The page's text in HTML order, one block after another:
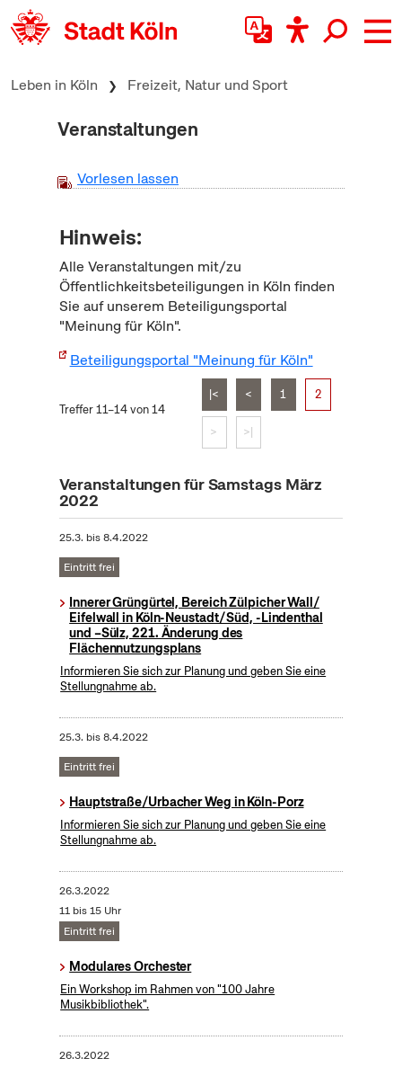
zum Inhalt springen
Leben in Köln Freizeit, Natur und Sport
Veranstaltungen
Vorlesen lassen
Hinweis:
Alle Veranstaltungen mit/zu
Öffentlichkeitsbeteiligungen in Köln finden
Sie auf unserem Beteiligungsportal
"Meinung für Köln".
Beteiligungsportal "Meinung für Köln"
Treffer 11–14 von 14
|< < 1 2
> >|
Veranstaltungen für Samstags März
2022
25.3. bis8.4.2022
Eintritt frei
Innerer Grüngürtel, Bereich Zülpicher Wall/
Eifelwall in Köln-Neustadt/ Süd, -Lindenthal
und –Sülz, 221. Änderung des
Flächennutzungsplans
Informieren Sie sich zur Planung und geben Sie eine
Stellungnahme ab.
25.3. bis8.4.2022
Eintritt frei
Hauptstraße/Urbacher Weg in Köln-Porz
Informieren Sie sich zur Planung und geben Sie eine
Stellungnahme ab.
26.3.2022
11 bis 15 Uhr
Eintritt frei
Modulares Orchester
Ein Workshop im Rahmen von "100 Jahre
Musikbibliothek".
26.3.2022